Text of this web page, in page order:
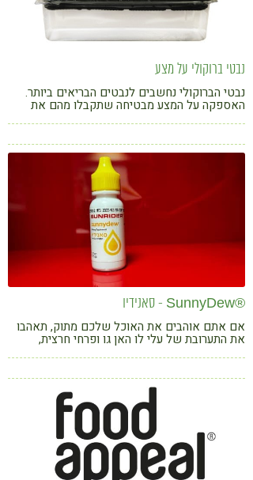
נבטי ברוקולי על מצע
נבטי הברוקולי נחשבים לנבטים הבריאים ביותר.
האספקה על המצע מבטיחה שתקבלו מהם את
®SunnyDew - סאנידיו
אם אתם אוהבים את האוכל שלכם מתוק, תאהבו
את התערובת של עלי לו האן גו ופרחי חרצית,
הגדושה בנוגדי חמצון ובמינרלים חיוניים, ומחזקת
באופן טבעי את הטעם של מזון ומשקאות, ללא
תוספת סוכר, פחמימות או קלוריות